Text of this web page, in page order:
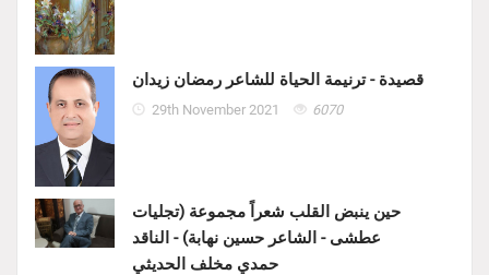
قصيدة - ترنيمة الحياة للشاعر رمضان زيدان
29th November 2021 6070
حين ينبض القلب شعراً مجموعة (تجليات
عطشى - الشاعر حسين نهابة) - الناقد
حمدي مخلف الحديثي